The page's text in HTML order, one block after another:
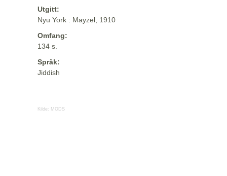
Utgitt:
Nyu York : Mayzel, 1910
Omfang:
134 s.
Språk:
Jiddish
Kilde: MODS